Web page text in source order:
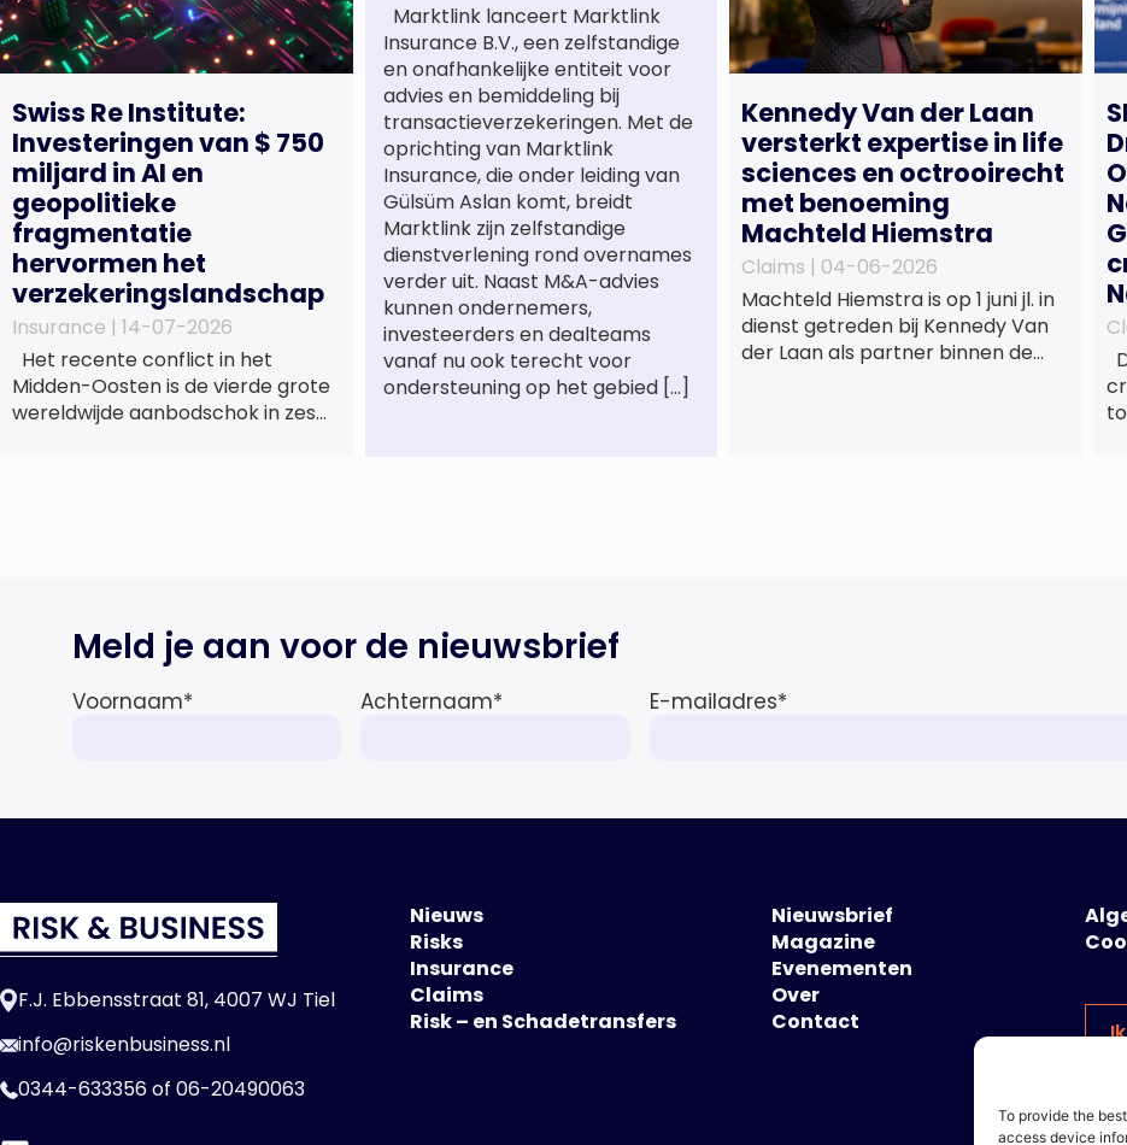
To provide the
access device
Swiss Re Institute:
Investeringen van $ 750
miljard in AI en
geopolitieke
fragmentatie
hervormen het
verzekeringslandschap
Insurance | 14-07-2026
Het recente conflict in het
Midden-Oosten is de vierde grote
wereldwijde aanbodschok in zes
de totale premie-inkomsten
wereldwijd naar verwachting
Marktlink lanceert Marktlink
Insurance B.V., een zelfstandige
en onafhankelijke entiteit voor
advies en bemiddeling bij
transactieverzekeringen. Met de
oprichting van Marktlink
Insurance, die onder leiding van
Gülsüm Aslan komt, breidt
Marktlink zijn zelfstandige
dienstverlening rond overnames
verder uit. Naast M&A-advies
kunnen ondernemers,
investeerders en dealteams
vanaf nu ook terecht voor
ondersteuning op het gebied […]
Kennedy Van der Laan
versterkt expertise in life
sciences en octrooirecht
met benoeming
Machteld Hiemstra
Claims | 04-06-2026
Machteld Hiemstra is op 1 juni jl. in
dienst getreden bij Kennedy Van
der Laan als partner binnen de
Meld je aan voor de nieuwsbrief
Voornaam* Achternaam* E-mailadres*
F.J. Ebbensstraat 81, 4007 WJ Tiel
info@riskenbusiness.nl
0344-633356of 06-20490063
Nieuws
Risks
Insurance
Claims
Risk – en Schadetransfers
Nieuwsbrief
Magazine
Evenementen
Over
Contact